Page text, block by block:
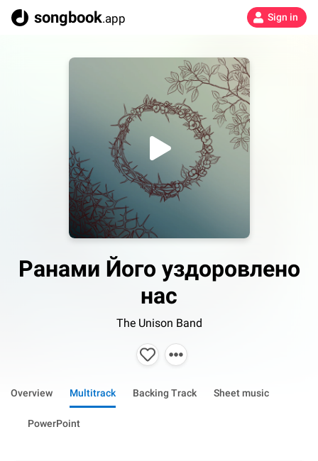
songbook.app Sign in
Ранами Його уздоровлено
нас
The Unison Band
Overview Multitrack Backing Track Sheet music
PowerPoint